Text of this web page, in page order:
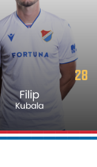
28
Filip
Kubala